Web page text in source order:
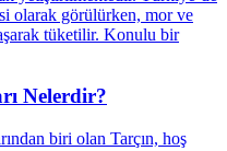
Nelerdir?